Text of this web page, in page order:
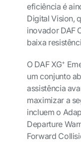
eficiência é
Digital Vision,
inovador DAF
baixa
O DAF XG+
um conjunto
assistência
maximizar a
incluem o
Departure
Forward